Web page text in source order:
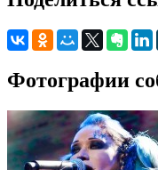
Фотографии